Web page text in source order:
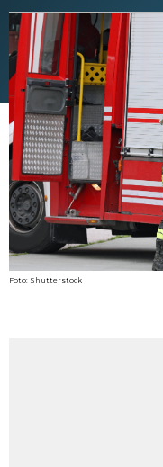
Foto: Shutterstock